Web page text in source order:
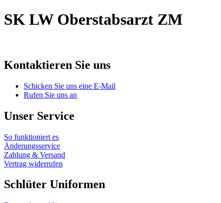
SK LW Oberstabsarzt ZM
Kontaktieren Sie uns
Schicken Sie uns eine E-Mail
Rufen Sie uns an
Unser Service
So funktioniert es
Änderungsservice
Zahlung & Versand
Vertrag widerrufen
Schlüter Uniformen